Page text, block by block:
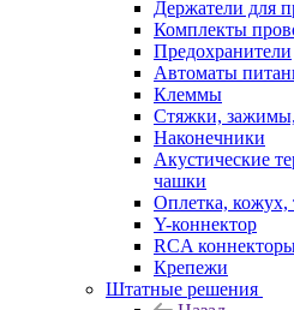
Держатели для
Комплекты
Предохранители
Автоматы
Клеммы
Стяжки,
Наконечники
Акустические
чашки
Оплетка, кожух,
Y-коннектор
RCA
Крепежи
Штатные решения